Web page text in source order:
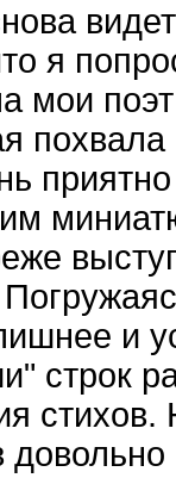
я
мои
и
строк